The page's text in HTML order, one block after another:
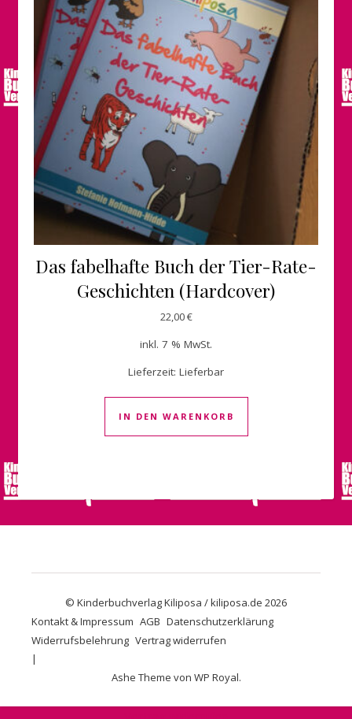
Das fabelhafte Buch der Tier-Rate-
Geschichten (Hardcover)
22,00€
inkl. 7 % MwSt.
Lieferzeit: Lieferbar
IN DEN WARENKORB
© Kinderbuchverlag Kiliposa / kiliposa.de 2026
Kontakt & Impressum AGB Datenschutzerklärung
Widerrufsbelehrung Vertrag widerrufen
Ashe Theme von WP Royal.